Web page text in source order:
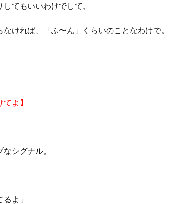
てもいいわけでして。
なければ、「ふ〜ん」くらいのことなわけで。
よ】
シグナル。
るよ」